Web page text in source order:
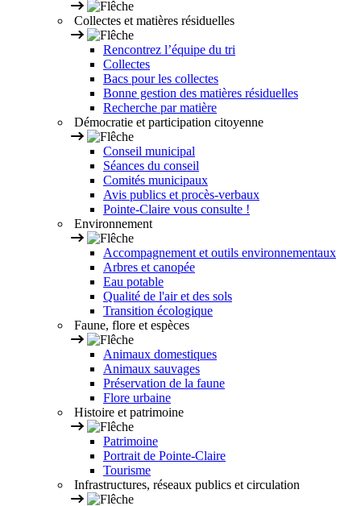
Collectes et matières résiduelles
Rencontrez l’équipe du tri
Collectes
Bacs pour les collectes
Bonne gestion des matières résiduelles
Recherche par matière
Démocratie et participation citoyenne
Conseil municipal
Séances du conseil
Comités municipaux
Avis publics et procès-verbaux
Pointe-Claire vous consulte !
Environnement
Accompagnement et outils environnementaux
Arbres et canopée
Eau potable
Qualité de l'air et des sols
Transition écologique
Faune, flore et espèces
Animaux domestiques
Animaux sauvages
Préservation de la faune
Flore urbaine
Histoire et patrimoine
Patrimoine
Portrait de Pointe-Claire
Tourisme
Infrastructures, réseaux publics et circulation